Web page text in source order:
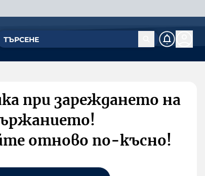
при зареждането на
отново по-късно!